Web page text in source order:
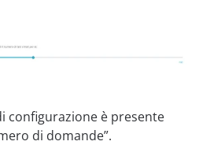
configurazione è presente
di domande”.